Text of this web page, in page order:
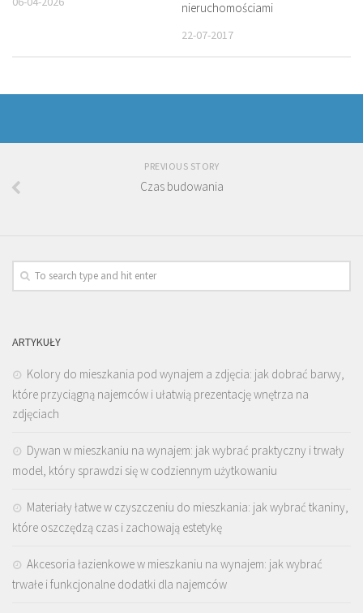
nieruchomościami
22-07-2017
PREVIOUS STORY
Czas budowania
ARTYKUŁY
Kolory do mieszkania pod wynajem a zdjęcia: jak dobrać barwy,
które przyciągną najemców i ułatwią prezentację wnętrza na
zdjęciach
Dywan w mieszkaniu na wynajem: jak wybrać praktyczny i trwały
model, który sprawdzi się w codziennym użytkowaniu
Materiały łatwe w czyszczeniu do mieszkania: jak wybrać tkaniny,
które oszczędzą czas i zachowają estetykę
Akcesoria łazienkowe w mieszkaniu na wynajem: jak wybrać
trwałe i funkcjonalne dodatki dla najemców